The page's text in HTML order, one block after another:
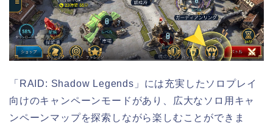
「RAID: Shadow Legends」には充実したソロプレイ
向けのキャンペーンモードがあり、広大なソロ用キャ
ンペーンマップを探索しながら楽しむことができま